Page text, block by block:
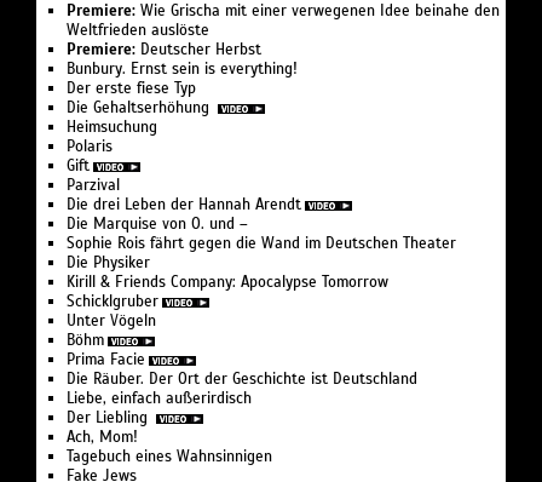
Premiere: Wie Grischa mit einer verwegenen Idee beinahe den
Weltfrieden auslöste
Premiere: Deutscher Herbst
Bunbury. Ernst sein is everything!
Der erste fiese Typ
Die Gehaltserhöhung
Heimsuchung
Polaris
Gift
Parzival
Die drei Leben der Hannah Arendt
Die Marquise von O. und –
Sophie Rois fährt gegen die Wand im Deutschen Theater
Die Physiker
Kirill & Friends Company: Apocalypse Tomorrow
Schicklgruber
Unter Vögeln
Böhm
Prima Facie
Die Räuber. Der Ort der Geschichte ist Deutschland
Liebe, einfach außerirdisch
Der Liebling
Ach, Mom!
Tagebuch eines Wahnsinnigen
Fake Jews